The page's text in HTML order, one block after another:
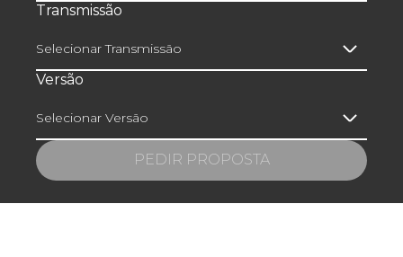
Transmissão
Selecionar Transmissão
Versão
Selecionar Versão
PEDIR PROPOSTA